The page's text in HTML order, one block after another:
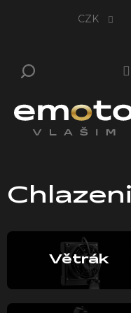
CZK
Chlazeni
Větrák